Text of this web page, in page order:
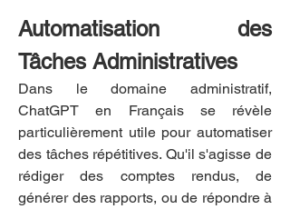
Automatisation des
Tâches Administratives
Dans le domaine administratif,
ChatGPT en Français se révèle
particulièrement utile pour automatiser
des tâches répétitives. Qu'il s'agisse de
rédiger des comptes rendus, de
générer des rapports, ou de répondre à